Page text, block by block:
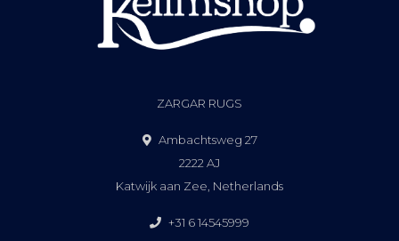
ZARGAR RUGS
Ambachtsweg 27
2222 AJ
Katwijk aan Zee, Netherlands
+31 6 14545999